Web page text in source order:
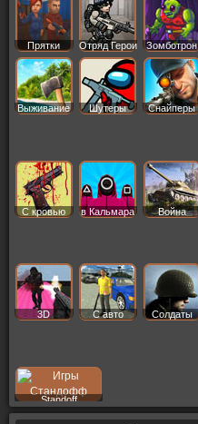
Прятки Отряд Герои Зомботрон
Выживание Шутеры Снайперы
С кровью в Кальмара Война
3D С авто Солдаты
Standoff